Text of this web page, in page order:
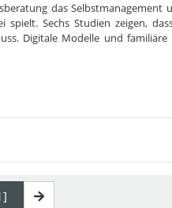
das Selbstmanagement
Sechs Studien zeigen,
Digitale Modelle und